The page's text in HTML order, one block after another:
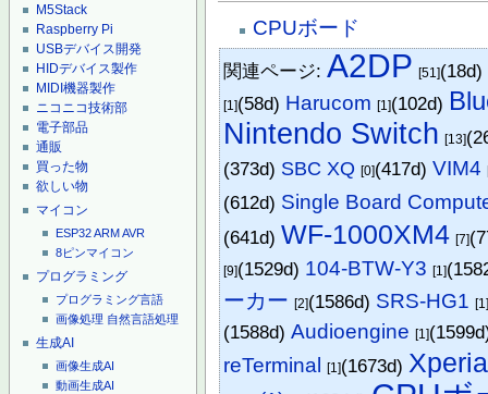
M5Stack
Raspberry Pi
USBデバイス開発
HIDデバイス製作
MIDI機器製作
ニコニコ技術部
電子部品
通販
買った物
欲しい物
マイコン
ESP32ARMAVR
8ピンマイコン
プログラミング
プログラミング言語
画像処理 自然言語処理
生成AI
画像生成AI
動画生成AI
CPUボード
関連ページ:A2DP [51](18d)
[1](58d) Harucom [1](102d)
Nintendo Switch [13]
(373d) SBC XQ [0](417d)VIM4
(612d) Single Board
(641d) WF-1000XM4 [7]
[9](1529d) 104-BTW-Y3 [1]
ーカー [2](1586d) SRS-HG1
(1588d)Audioengine [1]
reTerminal [1](1673d)